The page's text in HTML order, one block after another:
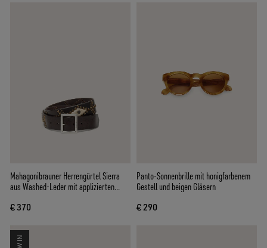
Mahagonibrauner Herrengürtel Sierra
aus Washed-Leder mit applizierten
€ 370
Panto-Sonnenbrille mit honigfarbenem
Gestell und beigen Gläsern
€ 290